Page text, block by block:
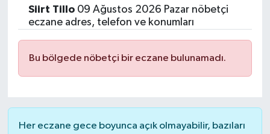
Siirt Tillo09 Ağustos 2026 Pazar nöbetçi
eczane adres, telefon ve konumları
Bu bölgede nöbetçi bir eczane bulunamadı.
Her eczane gece boyunca açık olmayabilir, bazıları